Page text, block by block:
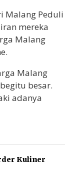
Malang Peduli
mereka
Malang
Malang
besar.
adanya
Kuliner